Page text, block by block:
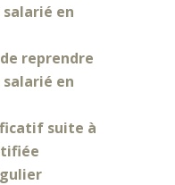
en
reprendre
en
suite à